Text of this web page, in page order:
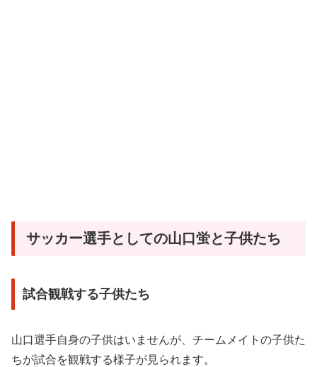
サッカー選手としての山口蛍と子供たち
試合観戦する子供たち
山口選手自身の子供はいませんが、チームメイトの子供た
ちが試合を観戦する様子が見られます。